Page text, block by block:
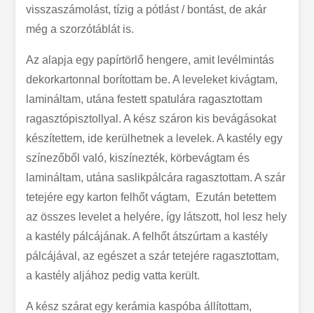
visszaszámolást, tízig a pótlást / bontást, de akár
még a szorzótáblát is.
Az alapja egy papírtörlő hengere, amit levélmintás
dekorkartonnal borítottam be. A leveleket kivágtam,
lamináltam, utána festett spatulára ragasztottam
ragasztópisztollyal. A kész száron kis bevágásokat
készítettem, ide kerülhetnek a levelek. A kastély egy
színezőből való, kiszínezték, körbevágtam és
lamináltam, utána saslikpálcára ragasztottam. A szár
tetejére egy karton felhőt vágtam, Ezután betettem
az összes levelet a helyére, így látszott, hol lesz hely
a kastély pálcájának. A felhőt átszúrtam a kastély
pálcájával, az egészet a szár tetejére ragasztottam,
a kastély aljához pedig vatta került.
A kész szárat egy kerámia kaspóba állítottam,